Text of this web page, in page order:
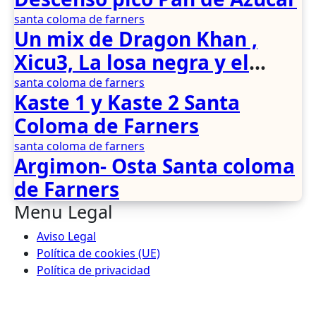
santa coloma de farners
Un mix de Dragon Khan ,
Xicu3, La losa negra y el
jabalí herido
santa coloma de farners
Kaste 1 y Kaste 2 Santa
Coloma de Farners
santa coloma de farners
Argimon- Osta Santa coloma
de Farners
Menu Legal
Aviso Legal
Política de cookies (UE)
Política de privacidad